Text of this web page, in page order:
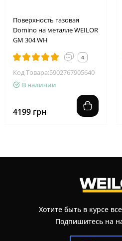
Поверхность газовая
Domino на металле WEILOR
GM 304 WH
4
Код Товара:5902767905640
В наличии
4199 грн
Хотите быть в курсе
Подпишитесь на